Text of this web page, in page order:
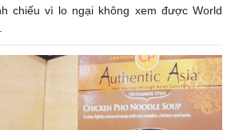
chiếu vì lo ngại không xem được World